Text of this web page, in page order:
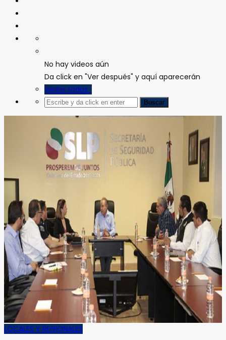
No hay videos aún
Da click en "Ver después" y aquí aparecerán
Verlos todos
LOCALES Y REGIONALES